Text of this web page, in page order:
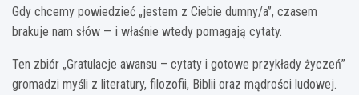
Gdy chcemy powiedzieć „jestem z Ciebie dumny/a”, czasem
brakuje nam słów — i właśnie wtedy pomagają cytaty.
Ten zbiór „Gratulacje awansu – cytaty i gotowe przykłady życzeń”
gromadzi myśli z literatury, filozofii, Biblii oraz mądrości ludowej.